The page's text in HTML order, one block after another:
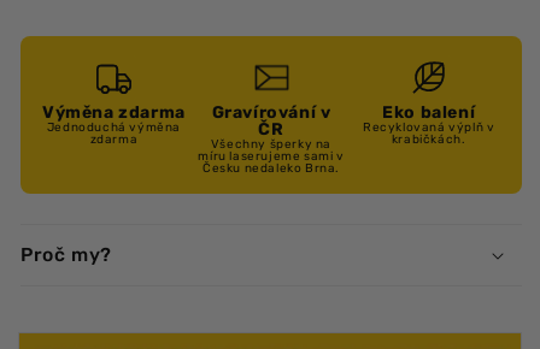
Výměna zdarma
Jednoduchá výměna
zdarma
Gravírování v
ČR
Všechny šperky na
míru laserujeme sami v
Česku nedaleko Brna.
Eko balení
Recyklovaná výplň v
krabičkách.
Proč my?